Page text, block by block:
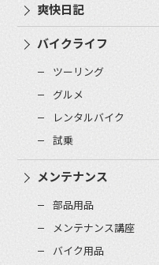
爽快日記
バイクライフ
ツーリング
グルメ
レンタルバイク
試乗
メンテナンス
部品用品
メンテナンス講座
バイク用品